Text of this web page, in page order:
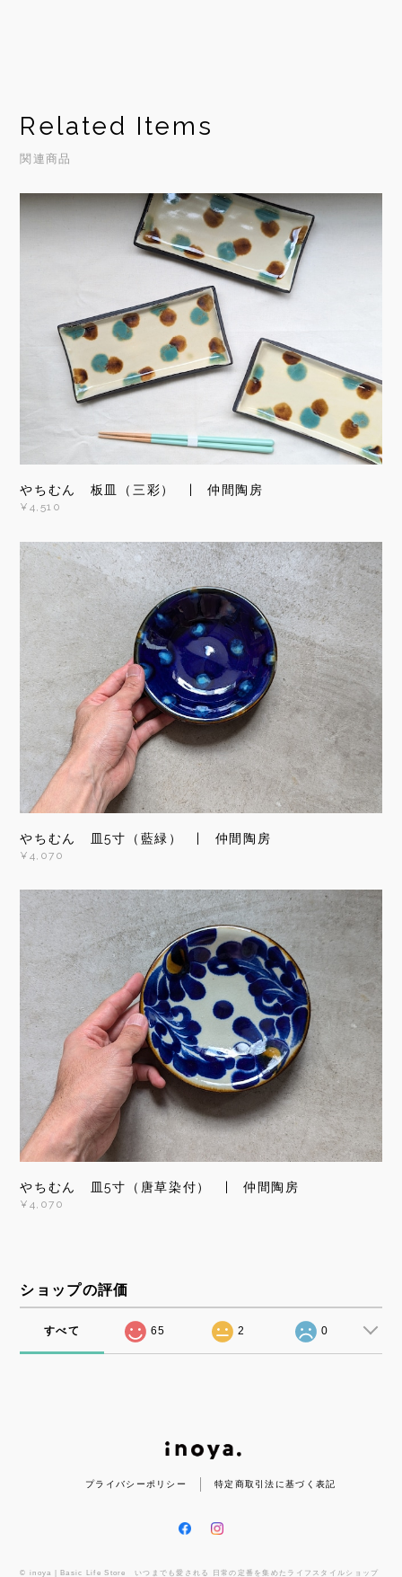
Related Items
関連商品
やちむん 板皿（三彩） | 仲間陶房
¥4,510
やちむん 皿5寸（藍緑） | 仲間陶房
¥4,070
やちむん 皿5寸（唐草染付） | 仲間陶房
¥4,070
ショップの評価
すべて 65 2 0
プライバシーポリシー 特定商取引法に基づく表記
© inoya | Basic Life Store いつまでも愛される 日常の定番を集めたライフスタイルショップ